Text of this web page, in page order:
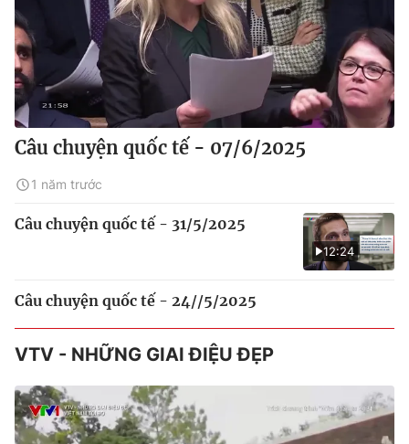
Câu chuyện quốc tế - 07/6/2025
1 năm trước
12:24
Câu chuyện quốc tế - 31/5/2025
Câu chuyện quốc tế - 24//5/2025
VTV - NHỮNG GIAI ĐIỆU ĐẸP